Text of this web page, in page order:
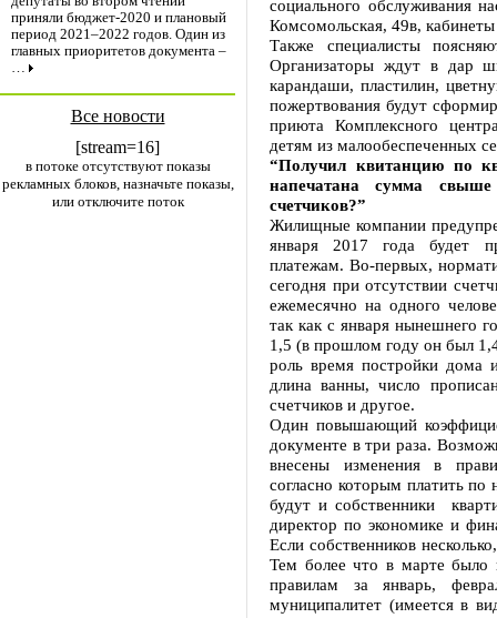
приняли бюджет-2020 и плановый
период 2021–2022 годов. Один из
главных приоритетов документа –
…
Все новости
[stream=16]
в потоке отсутствуют показы
рекламных блоков, назначьте показы,
или отключите поток
социального обслуживания
Комсомольская, 49в,
Также специалисты
Организаторы ждут в дар
карандаши, пластилин,
пожертвования будут
приюта Комплексного
детям из малообеспеченных
“Получил квитанцию по
напечатана сумма
счетчиков?”
Жилищные компании
января 2017 года будет
платежам. Во-первых,
сегодня при отсутствии
ежемесячно на одного
так как с января нынешнего
1,5 (в прошлом году он был
роль время постройки дома
длина ванны, число
счетчиков и другое.
Один повышающий
документе в три раза.
внесены изменения в
согласно которым платить
будут и собственники
директор по экономике и
Если собственников
Тем более что в марте было
правилам за январь,
муниципалитет (имеется в